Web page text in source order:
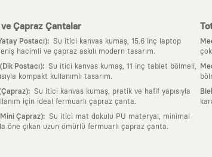
ve Çapraz Çantalar
Postacı): Su itici kanvas kumaş, 15.6 inç laptop
hacimli ve çapraz askılı modern tasarım.
Postacı): Su itici kanvas kumaş, 11 inç tablet bölmeli,
kompakt kullanımlı tasarım.
: Su itici kanvas kumaş, pratik ve hafif yapısıyla
için ideal fermuarlı çapraz çanta.
Çapraz): Su itici mat dokulu PU materyal, minimal
öne çıkan uzun ömürlü fermuarlı çapraz çanta.